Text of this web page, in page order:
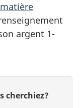
argent 1-
cherchiez?